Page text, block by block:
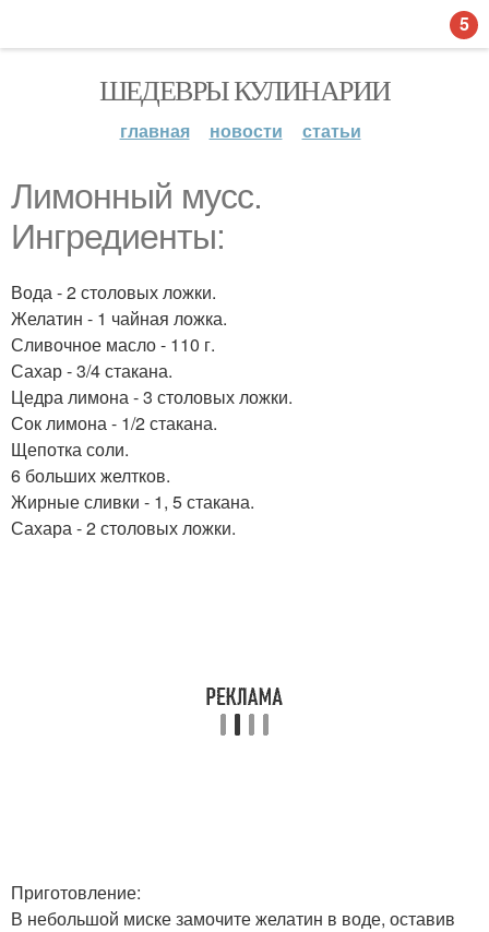
ШЕДЕВРЫ КУЛИНАРИИ
главная новости статьи
Лимонный мусс.
Ингредиенты:
Вода - 2 столовых ложки.
Желатин - 1 чайная ложка.
Сливочное масло - 110 г.
Сахар - 3/4 стакана.
Цедра лимона - 3 столовых ложки.
Сок лимона - 1/2 стакана.
Щепотка соли.
6 больших желтков.
Жирные сливки - 1, 5 стакана.
Сахара - 2 столовых ложки.
Приготовление:
В небольшой миске замочите желатин в воде, оставив
5